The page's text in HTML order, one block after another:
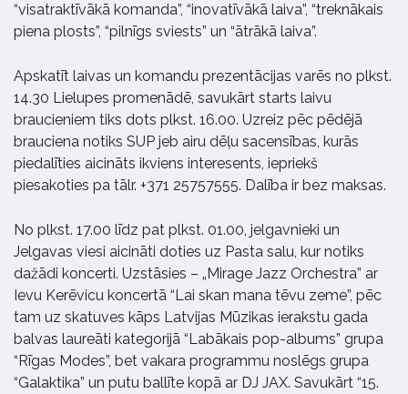
“visatraktīvākā komanda”, “inovatīvākā laiva”, “treknākais
piena plosts”, “pilnīgs sviests” un “ātrākā laiva”.
Apskatīt laivas un komandu prezentācijas varēs no plkst.
14.30 Lielupes promenādē, savukārt starts laivu
braucieniem tiks dots plkst. 16.00. Uzreiz pēc pēdējā
brauciena notiks SUP jeb airu dēļu sacensības, kurās
piedalīties aicināts ikviens interesents, iepriekš
piesakoties pa tālr. +371 25757555. Dalība ir bez maksas.
No plkst. 17.00 līdz pat plkst. 01.00, jelgavnieki un
Jelgavas viesi aicināti doties uz Pasta salu, kur notiks
dažādi koncerti. Uzstāsies – „Mirage Jazz Orchestra” ar
Ievu Kerēvicu koncertā “Lai skan mana tēvu zeme”, pēc
tam uz skatuves kāps Latvijas Mūzikas ierakstu gada
balvas laureāti kategorijā “Labākais pop-albums” grupa
“Rīgas Modes”, bet vakara programmu noslēgs grupa
“Galaktika” un putu ballīte kopā ar DJ JAX. Savukārt “15.